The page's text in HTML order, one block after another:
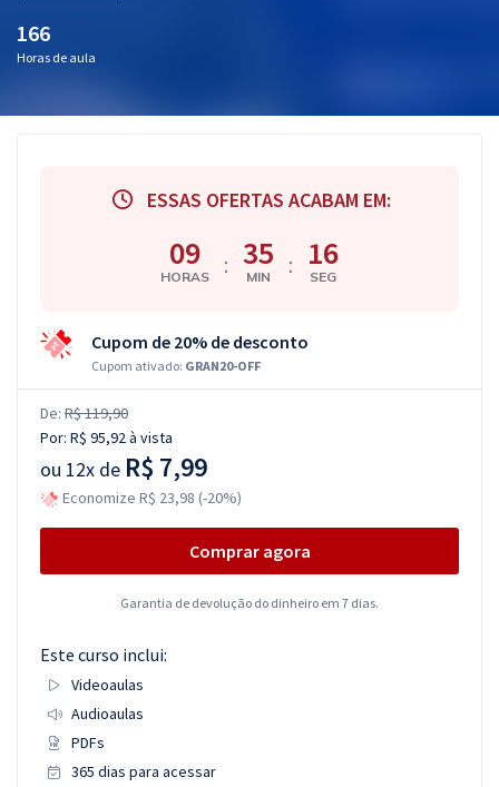
Aprovados
166
Horas de aula
ESSAS OFERTAS ACABAM EM:
09
HORAS : 35
MIN : 15
SEG
Cupom de 20% de desconto
Cupom ativado: GRAN20-OFF
De: R$ 119,90
Por: R$ 95,92à vista
ou 12x de R$ 7,99
Economize R$ 23,98 (-20%)
Comprar agora
Garantia de devolução do dinheiro em 7 dias.
Este curso inclui:
Videoaulas
Audioaulas
PDFs
365 dias para acessar